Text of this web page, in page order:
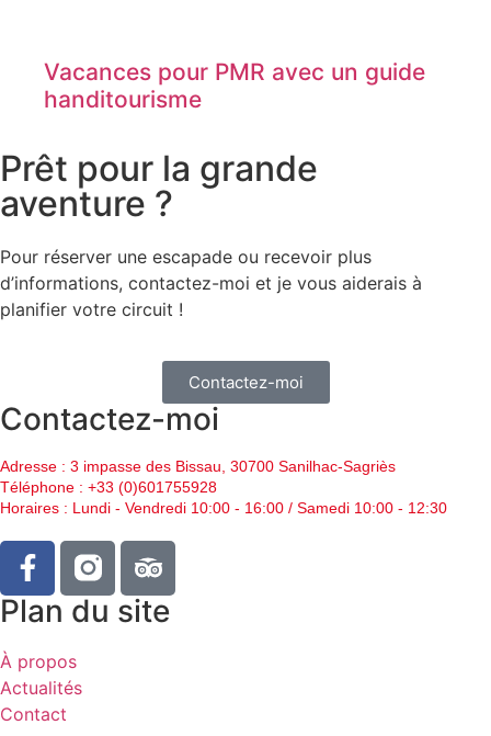
Vacances pour PMR avec un guide
handitourisme
Prêt pour la grande
aventure ?
Pour réserver une escapade ou recevoir plus
d’informations, contactez-moi et je vous aiderais à
planifier votre circuit !
Contactez-moi
Contactez-moi
Adresse : 3 impasse des Bissau, 30700 Sanilhac-Sagriès
Téléphone : +33 (0)601755928
Horaires : Lundi - Vendredi 10:00 - 16:00 / Samedi 10:00 - 12:30
Plan du site
À propos
Actualités
Contact